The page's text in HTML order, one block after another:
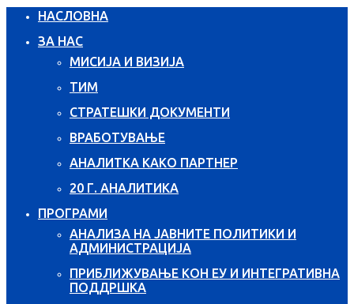
НАСЛОВНА
ЗА НАС
МИСИЈА И ВИЗИЈА
ТИМ
СТРАТЕШКИ ДОКУМЕНТИ
ВРАБОТУВАЊЕ
АНАЛИТКА КАКО ПАРТНЕР
20 Г. АНАЛИТИКА
ПРОГРАМИ
АНАЛИЗА НА ЈАВНИТЕ ПОЛИТИКИ И
АДМИНИСТРАЦИЈА
ПРИБЛИЖУВАЊЕ КОН ЕУ И ИНТЕГРАТИВНА
ПОДДРШКА